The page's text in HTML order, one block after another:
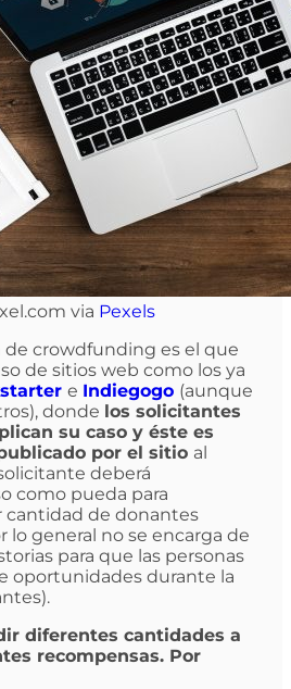
via Pexels
crowdfunding es el que
de sitios web como los ya
e Indiegogo (aunque
donde los solicitantes
su caso y éste es
por el sitio al
deberá
como pueda para
cantidad de donantes
lo general no se encarga de
para que las personas
oportunidades durante la
diferentes cantidades a
recompensas. Por